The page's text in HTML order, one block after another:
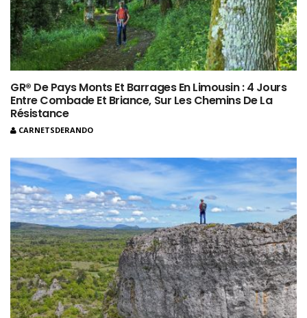
GR® De Pays Monts Et Barrages En Limousin : 4 Jours
Entre Combade Et Briance, Sur Les Chemins De La
Résistance
CARNETSDERANDO